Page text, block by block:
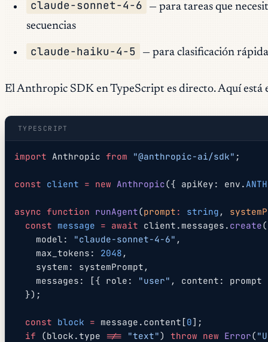
claude-sonnet-4-6
— para tareas que
secuencias
claude-haiku-4-5 — para clasificación
El Anthropic SDK en TypeScript es directo. Aquí está
TYPESCRIPT
import Anthropic from "@anthropic-ai/sdk" ;
const client = new Anthropic({ apiKey: env.
async function runAgent(prompt : string ,
  const
message = await client.messages. create
    model:
"claude-sonnet-4-6" ,
    max_tokens:
2048 ,
    system: systemPrompt,
    messages: [{ role:
"user" , content:
  });
  const
block = message.content[0];
  if
(block.type !== "text") throw new Error(